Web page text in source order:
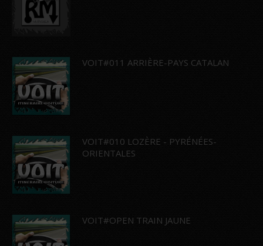
VOIT#011 ARRIÈRE-PAYS CATALAN
VOIT#010 LOZÈRE - PYRÉNÉES-
ORIENTALES
VOIT#OPEN TRAIN JAUNE